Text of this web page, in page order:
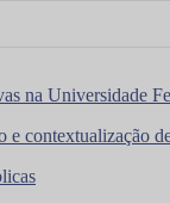
na Universidade
contextualização